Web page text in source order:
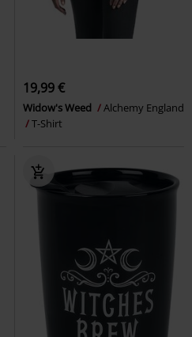
19,99 €
Widow's Weed
Alchemy England
T-Shirt